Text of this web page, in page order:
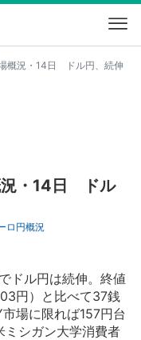
概況・14日 ドル円、続伸
況・14日 ドル
ロ円概況
ドル円は続伸。終値
円）と比べて37銭
場に限れば157円台
ミシガン大学消費者